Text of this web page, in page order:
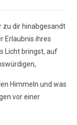
zu dir hinabgesandt
Erlaubnis ihres
Licht bringst, auf
Himmeln und was
vor einer